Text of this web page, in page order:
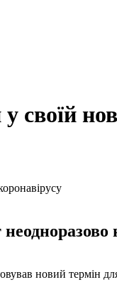
своїй
новий термін